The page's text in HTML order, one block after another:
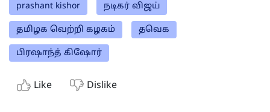
prashant kishor நடிகர் விஜய்
தமிழக வெற்றி கழகம் தவெக
பிரஷாந்த் கிஷோர்
Like Dislike